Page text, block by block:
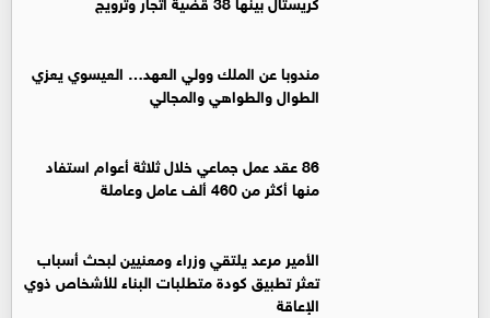
مندوبا عن الملك وولي العهد… العيسوي يعزي
الطوال والطواهي والمجالي
86 عقد عمل جماعي خلال ثلاثة أعوام استفاد
منها أكثر من 460 ألف عامل وعاملة
الأمير مرعد يلتقي وزراء ومعنيين لبحث أسباب
تعثر تطبيق كودة متطلبات البناء للأشخاص ذوي
الإعاقة